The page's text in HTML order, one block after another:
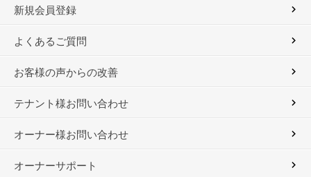
新規会員登録
よくあるご質問
お客様の声からの改善
テナント様お問い合わせ
オーナー様お問い合わせ
オーナーサポート